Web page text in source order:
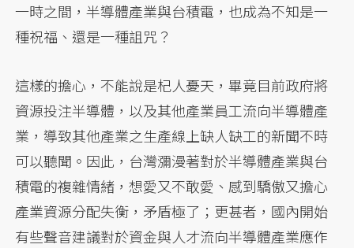
一時之間，半導體產業與台積電，也成為不知是一
種祝福、還是一種詛咒？
這樣的擔心，不能說是杞人憂天，畢竟目前政府將
資源投注半導體，以及其他產業員工流向半導體產
業，導致其他產業之生產線上缺人缺工的新聞不時
可以聽聞。因此，台灣瀰漫著對於半導體產業與台
積電的複雜情緒，想愛又不敢愛、感到驕傲又擔心
產業資源分配失衡，矛盾極了；更甚者，國內開始
有些聲音建議對於資金與人才流向半導體產業應作